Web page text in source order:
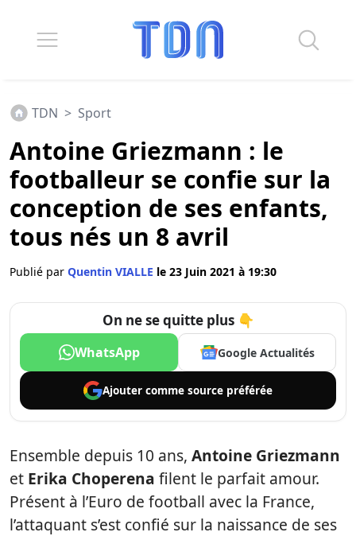
TDN > Sport
Antoine Griezmann : le
footballeur se confie sur la
conception de ses enfants,
tous nés un 8 avril
Publié par Quentin VIALLE le 23 Juin 2021 à 19:30
On ne se quitte plus 👇
WhatsApp Google Actualités
Ajouter comme source préférée
Ensemble depuis 10 ans, Antoine Griezmann
et Erika Choperena filent le parfait amour.
Présent à l’Euro de football avec la France,
l’attaquant s’est confié sur la naissance de ses